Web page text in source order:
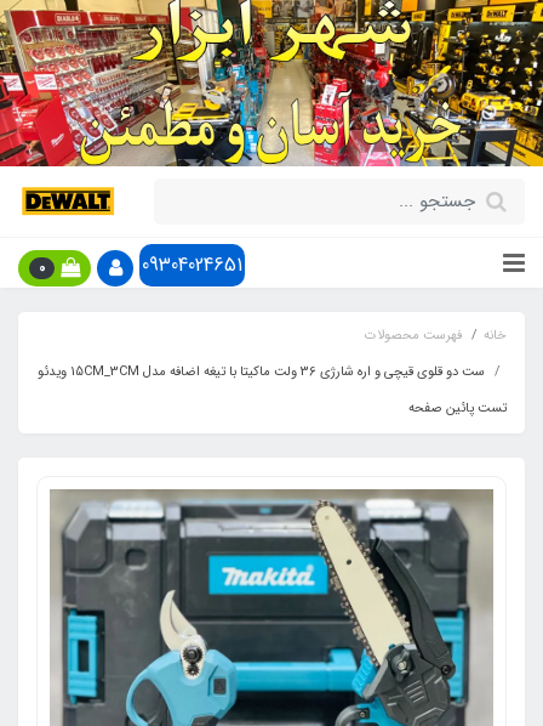
09304024651
0
خانه
فهرست محصولات
ست دو قلوی قیچی و اره شارژی 36 ولت ماکیتا با تیغه اضافه مدل 15CM_3CM ویدئو
تست پائین صفحه